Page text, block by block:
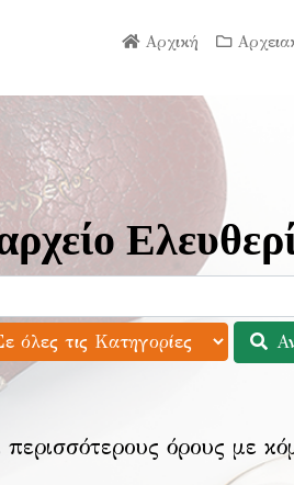
Αρχική
όρους με